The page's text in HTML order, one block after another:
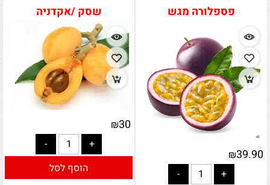
פספלורה מגש
₪39.90
שסק /אקדניה
₪30
הוסף לסל